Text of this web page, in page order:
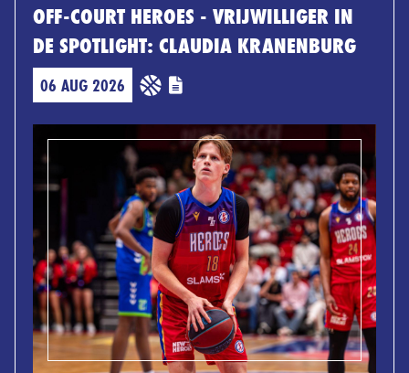
OFF-COURT HEROES - VRIJWILLIGER IN
DE SPOTLIGHT: CLAUDIA KRANENBURG
06 AUG 2026